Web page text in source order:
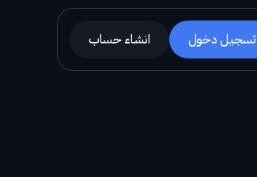
تسجيل دخول انشاء حساب